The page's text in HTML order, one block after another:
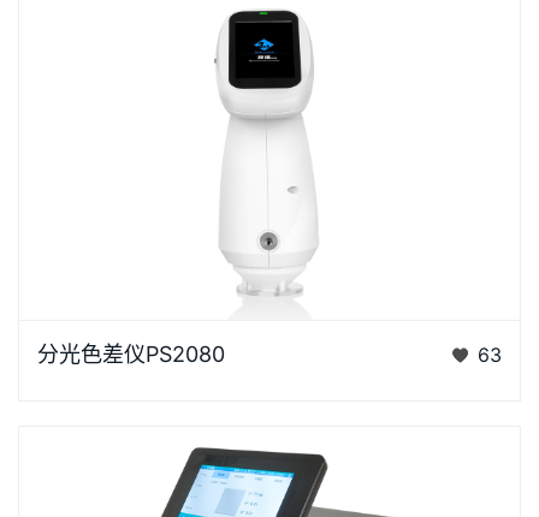
系列的昵称，“胖妞&rdq…
分光色差仪PS2080 63